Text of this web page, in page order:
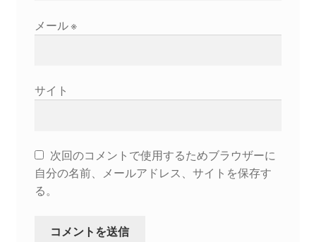
ギャラリー_2026.3.15
2022.7.15東電・株主訴訟 経営陣に13兆円賠償命令
断念
メール※
サイト
次回のコメントで使用するためブラウザーに
自分の名前、メールアドレス、サイトを保存す
る。